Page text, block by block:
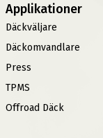
Applikationer
Däckväljare
Däckomvandlare
Press
TPMS
Offroad Däck